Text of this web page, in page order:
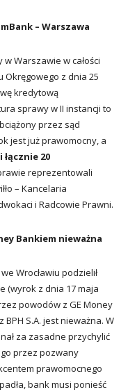
– Warszawa
Warszawie w całości
Okręgowego z dnia 25
kredytową
sprawy w II instancji to
przez sąd
jest już prawomocny, a
łącznie 20
reprezentowali
– Kancelaria
i Radcowie Prawni.
Bankiem nieważna
Wrocławiu podzielił
(wyrok z dnia 17 maja
powodów z GE Money
S.A. jest nieważna. W
za zasadne przychylić
przez pozwany
prawomocnego
bank musi ponieść